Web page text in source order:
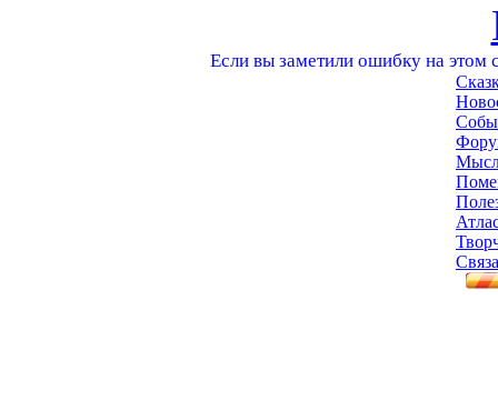
Если вы заметили ошибку на этом